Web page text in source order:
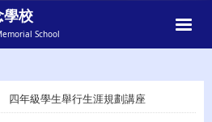
學校
School
四年級學生舉行生涯規劃講座